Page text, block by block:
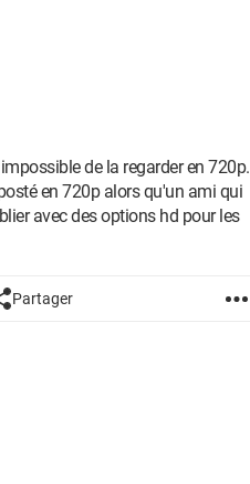
de la regarder en 720p.
en 720p alors qu'un ami qui
avec des options hd pour les
Partager